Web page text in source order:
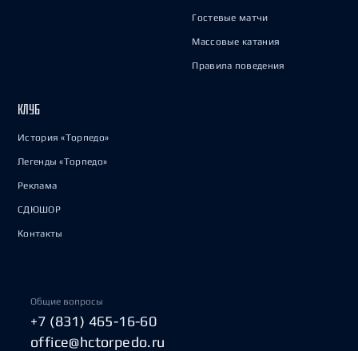
Гостевые матчи
Массовые катания
Правила поведения
КЛУБ
История «Торпедо»
Легенды «Торпедо»
Реклама
СДЮШОР
Контакты
Общие вопросы
+7 (831) 465-16-60
office@hctorpedo.ru